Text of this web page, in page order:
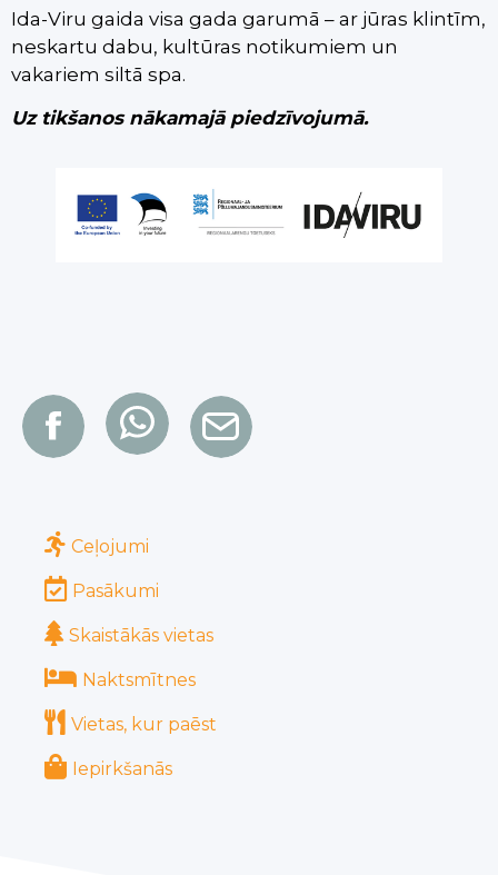
Ida-Viru gaida visa gada garumā – ar jūras klintīm,
neskartu dabu, kultūras notikumiem un
vakariem siltā spa.
Uz tikšanos nākamajā piedzīvojumā.
Ceļojumi
Pasākumi
Skaistākās vietas
Naktsmītnes
Vietas, kur paēst
Iepirkšanās